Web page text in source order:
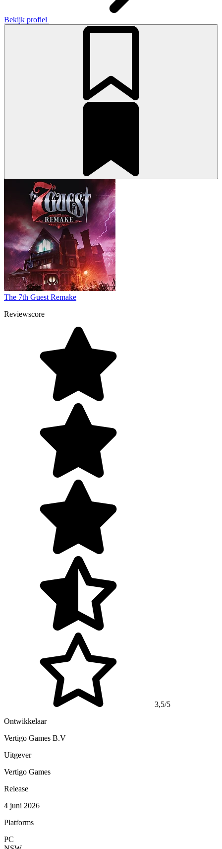
Bekijk profiel
The 7th Guest Remake
Reviewscore
3,5/5
Ontwikkelaar
Vertigo Games B.V
Uitgever
Vertigo Games
Release
4 juni 2026
Platforms
PC